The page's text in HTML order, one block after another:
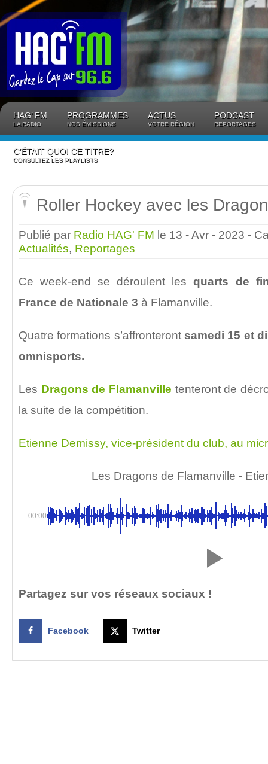
HAG’ FM
LA RADIO
PROGRAMMES
NOS ÉMISSIONS
ACTUS
VOTRE RÉGION
PODCAST
REPORTAGES
C’ÉTAIT QUOI CE TITRE?
CONSULTEZ LES PLAYLISTS
Roller Hockey avec les
Publié par Radio HAG' FM le 13 - Avr - 2023 -
Actualités, Reportages
Ce week-end se déroulent lesquarts de
France de Nationale 3 à Flamanville.
Quatre formations s’affronteront samedi 15 et
omnisports.
Les Dragons de Flamanville tenteront de
la suite de la compétition.
Etienne Demissy, vice-président du club, au
Les Dragons de Flamanville -
00:00
Partagez sur vos réseaux sociaux !
Facebook Twitter
Panneau de gestion des cookies